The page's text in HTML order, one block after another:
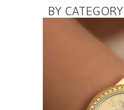
BY CATEGORY